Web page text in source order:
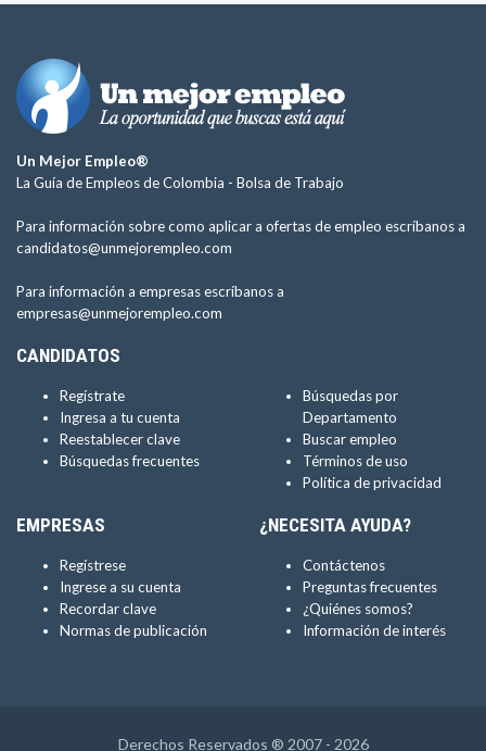
Un Mejor Empleo®
La Guía de Empleos de Colombia - Bolsa de Trabajo
Para información sobre como aplicar a ofertas de empleo escríbanos a
candidatos@unmejorempleo.com
Para información a empresas escríbanos a
empresas@unmejorempleo.com
CANDIDATOS
Regístrate
Ingresa a tu cuenta
Reestablecer clave
Búsquedas frecuentes
Búsquedas por
Departamento
Buscar empleo
Términos de uso
Política de privacidad
EMPRESAS
Regístrese
Ingrese a su cuenta
Recordar clave
Normas de publicación
¿NECESITA AYUDA?
Contáctenos
Preguntas frecuentes
¿Quiénes somos?
Información de interés
Derechos Reservados ® 2007 - 2026